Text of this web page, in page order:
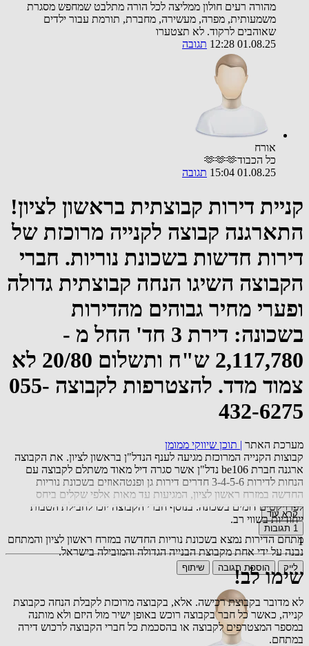
מהורה רעים חולון ממליצה לכל הורה מתלבט שמחפש מסגרת
משמעותית, מפרה, מעשירה, מחברת, תורמת עבור ילדים
שאוהבים לרקוד. לא תצטערו
01.08.25 12:28
תגובה
אורח
כל הכבוד🫶🫶🫶
01.08.25 15:04
תגובה
קניית דירות קבוצתית בראשון לציון!
התארגנה קבוצה לקנייה מרוכזת של
דירות חדשות בשכונת נוריות. חברי
הקבוצה השיגו הנחה קבוצתית גדולה
ופערי מחיר גבוהים מהדירות
בשכונה: דירת 3 חד' החל מ -
2,117,780 ש"ח ותשלום 20/80 לא
צמוד מדד. להצטרפות לקבוצה 055-
432-6275
מערכת האתר | תוכן שיווקי ממומן
קבוצות הקנייה המרוכזת מגיעה לענף הנדל"ן בראשון לציון. את הקבוצה
ארגנה חברת be106 נדל"ן אשר סגרה דיל מאוד משתלם לקבוצה עם
הנחות לדירות 3-4-5-6 חדרים דירות גן ופנטהאוזים בשכונת נוריות
החדשה במזרח ראשון לציון, המגיעות עד מאות אלפי שקלים ביחס
לפרויקטים דומים בשכונה. בנוסף חברי הקבוצה יזכו לחבילת הטבות
ייחודיות בשווי רב.
מתחם הדירות נמצא בשכונת נוריות החדשה במזרח ראשון לציון והמתחם
נבנה על ידי אחת מקבוצת הבנייה הגדולה והמובילה בישראל.
שימו לב!
לא מדובר בקבוצת רכישה. אלא, בקבוצה מרוכזת לקבלת הנחה כקבוצת
קנייה, כאשר כל חבר בקבוצה רוכש באופן ישיר מול היזם ולא מותנה
במספר המצטרפים לקבוצה או בהסכמת כל חברי הקבוצה לרכוש דירה
במתחם.
קרא עוד
1 תגובות
1
לייק הוספת תגובה שיתוף